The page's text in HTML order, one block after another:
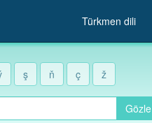
Türkmen dili
ş ň ç ž
Gözle